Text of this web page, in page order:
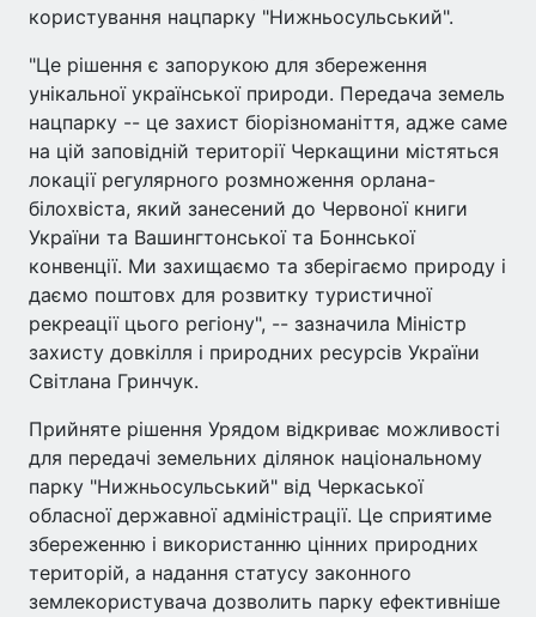
користування нацпарку "Нижньосульський".
"Це рішення є запорукою для збереження
унікальної української природи. Передача земель
нацпарку -- це захист біорізноманіття, адже саме
на цій заповідній території Черкащини містяться
локації регулярного розмноження орлана-
білохвіста, який занесений до Червоної книги
України та Вашингтонської та Боннської
конвенції. Ми захищаємо та зберігаємо природу і
даємо поштовх для розвитку туристичної
рекреації цього регіону", -- зазначила Міністр
захисту довкілля і природних ресурсів України
Світлана Гринчук.
Прийняте рішення Урядом відкриває можливості
для передачі земельних ділянок національному
парку "Нижньосульський" від Черкаської
обласної державної адміністрації. Це сприятиме
збереженню і використанню цінних природних
територій, а надання статусу законного
землекористувача дозволить парку ефективніше